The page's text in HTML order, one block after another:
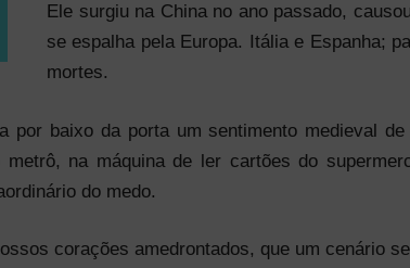
Ele surgiu na China no ano passado,
se espalha pela Europa. Itália e Espanha;
mortes.
por baixo da porta um sentimento medieval
na máquina de ler cartões do
do medo.
corações amedrontados, que um cenário